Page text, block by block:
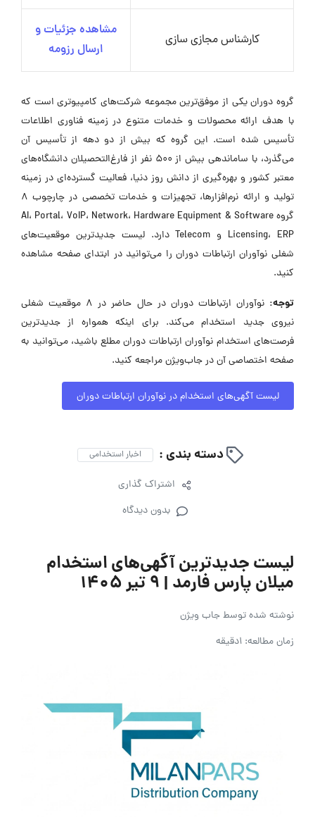
کارشناس مجازی سازی
مشاهده جزئیات و
ارسال رزومه
گروه دوران یکی از موفق‌ترین مجموعه‌ شرکت‌های کامپیوتری است که
با هدف ارائه محصولات و خدمات متنوع در زمینه فناوری اطلاعات
تأسیس شده است. این گروه که بیش از دو دهه از تأسیس آن
می‌گذرد، با ساماندهی بیش از 500 نفر از فارغ‌التحصیلان دانشگاه‌های
معتبر کشور و بهره‌گیری از دانش روز دنیا، فعالیت گسترده‌ای در زمینه
تولید و ارائه نرم‌افزارها، تجهیزات و خدمات تخصصی در چارچوب 8
گروه AI، Portal، VoIP، Network، Hardware Equipment & Software
Licensing، ERP و Telecom دارد. لیست جدیدترین موقعیت‌های
شغلی نوآوران ارتباطات دوران را می‌توانید در ابتدای صفحه مشاهده
کنید.
توجه:
نوآوران ارتباطات دوران در حال حاضر در ۸ موقعیت شغلی
نیروی جدید استخدام می‌کند. برای اینکه همواره از جدیدترین
فرصت‌های استخدام نوآوران ارتباطات دوران مطلع باشید، می‌توانید به
صفحه اختصاصی آن در جاب‌ویژن مراجعه کنید.
لیست آگهی‌های استخدام در نوآوران ارتباطات دوران
دسته بندی : اخبار استخدامی
اشتراک گذاری
بدون دیدگاه
لیست جدیدترین آگهی‌های استخدام
میلان پارس فارمد | ۹ تیر ۱۴۰۵
نوشته شده توسطجاب ویژن
زمان مطالعه: 1دقیقه